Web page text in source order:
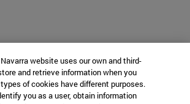
website uses our own and third-
and retrieve information when you
of cookies have different purposes.
you as a user, obtain information